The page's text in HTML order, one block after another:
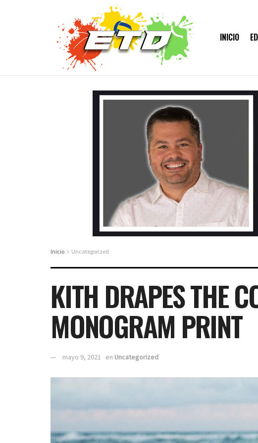
INICIO
Inicio Uncategorized
KITH DRAPES THE
MONOGRAM PRINT
mayo 9, 2021 en Uncategorized